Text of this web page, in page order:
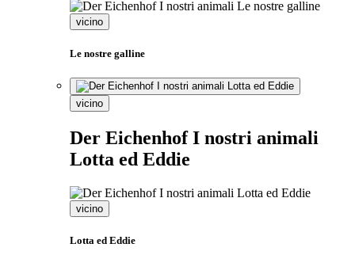
vicino
Le nostre galline
vicino
Der Eichenhof I nostri animali
Lotta ed Eddie
vicino
Lotta ed Eddie